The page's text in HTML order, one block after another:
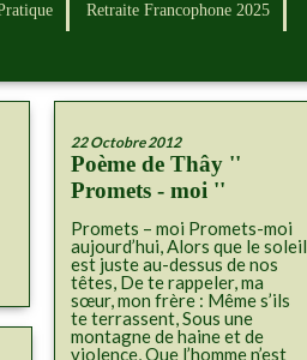
Retraite Francophone 2025
22 Octobre 2012
Poème de Thây ''
Promets - moi ''
Promets – moi Promets-moi
aujourd’hui, Alors que le soleil
est juste au-dessus de nos
têtes, De te rappeler, ma
sœur, mon frère : Même s’ils
te terrassent, Sous une
montagne de haine et de
violence, Que l’homme n’est